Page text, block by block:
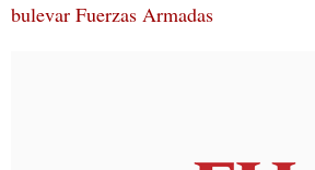
bulevar Fuerzas Armadas